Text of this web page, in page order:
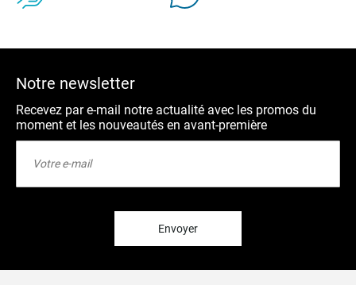
Notre newsletter
Recevez par e-mail notre actualité avec les promos du
moment et les nouveautés en avant-première
Envoyer